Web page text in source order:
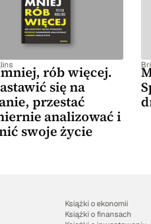
rób więcej.
się na
przestać
analizować i
swoje życie
Książki o ekonomii
Książki o finansach